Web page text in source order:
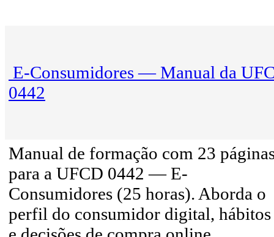
E-Consumidores — Manual da
0442
Manual de formação com 23
para a UFCD 0442 — E-
Consumidores (25 horas). Aborda o
perfil do consumidor digital, hábitos